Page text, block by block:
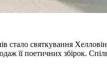
стало святкування
її поетичних збірок.